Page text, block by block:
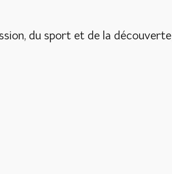
du sport et de la